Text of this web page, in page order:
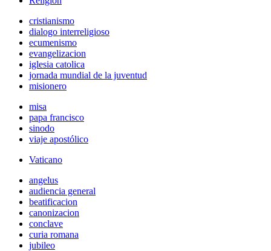
cristianismo
dialogo interreligioso
ecumenismo
evangelizacion
iglesia catolica
jornada mundial de la juventud
misionero
misa
papa francisco
sinodo
viaje apostólico
Vaticano
angelus
audiencia general
beatificacion
canonizacion
conclave
curia romana
jubileo